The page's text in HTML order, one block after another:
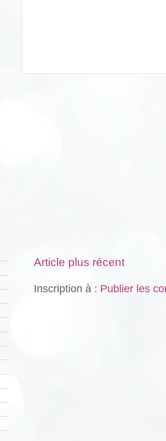
Article plus récent
Inscription à : Publier les